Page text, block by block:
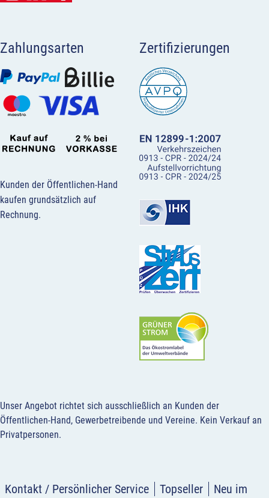
Zahlungsarten
Kunden der Öffentlichen-Hand
kaufen grundsätzlich auf
Rechnung.
Zertifizierungen
Unser Angebot richtet sich ausschließlich an Kunden der
Öffentlichen-Hand, Gewerbetreibende und Vereine. Kein Verkauf an
Privatpersonen.
Kontakt / Persönlicher Service Topseller Neu im